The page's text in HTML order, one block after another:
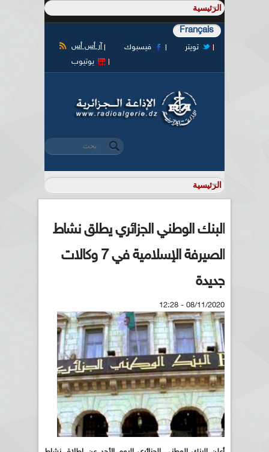
Français
آر أس أس فيسبوك
تويتر
يوتيوب
استمارة البحث
‏بحث ‏
البنك الوطني الجزائري يطلق نشاط
الصيرفة الإسلامية في 7 وكالات
جديدة
08/11/2020 - 12:28